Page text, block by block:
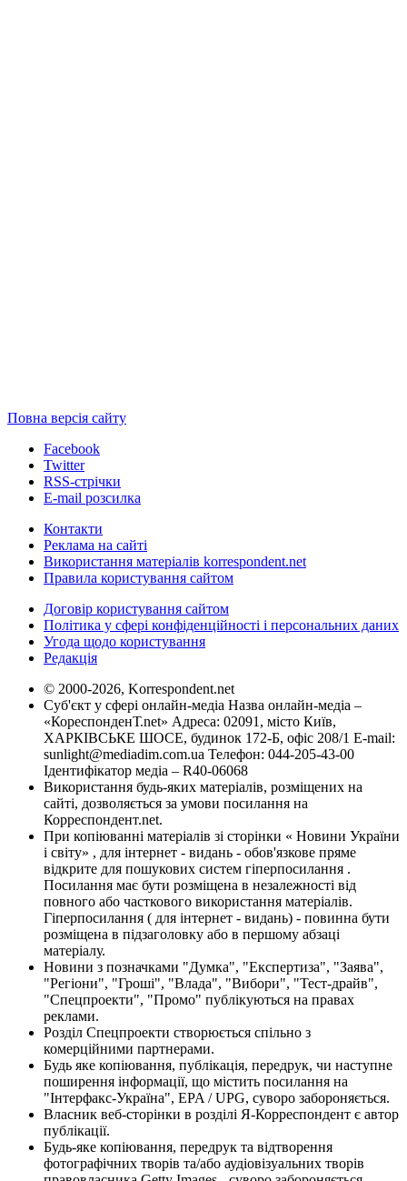
Повна версія сайту
Facebook
Twitter
RSS-стрічки
E-mail розсилка
Контакти
Реклама на сайті
Використання матеріалів korrespondent.net
Правила користування сайтом
Договір користування сайтом
Політика у сфері конфіденційності і персональних даних
Угода щодо користування
Редакція
© 2000-2026, Korrespondent.net
Суб'єкт у сфері онлайн-медіа Назва онлайн-медіа –
«КореспонденТ.net» Адреса: 02091, місто Київ,
ХАРКІВСЬКЕ ШОСЕ, будинок 172-Б, офіс 208/1 E-mail:
sunlight@mediadim.com.ua Телефон: 044-205-43-00
Ідентифікатор медіа – R40-06068
Використання будь-яких матеріалів, розміщених на
сайті, дозволяється за умови посилання на
Корреспондент.net.
При копіюванні матеріалів зі сторінки « Новини України
і світу» , для інтернет - видань - обов'язкове пряме
відкрите для пошукових систем гіперпосилання .
Посилання має бути розміщена в незалежності від
повного або часткового використання матеріалів.
Гіперпосилання ( для інтернет - видань) - повинна бути
розміщена в підзаголовку або в першому абзаці
матеріалу.
Новини з позначками "Думка", "Експертиза", "Заява",
"Регіони", "Гроші", "Влада", "Вибори", "Тест-драйв",
"Спецпроекти", "Промо" публікуються на правах
реклами.
Розділ Спецпроекти створюється спільно з
комерційними партнерами.
Будь яке копіювання, публікація, передрук, чи наступне
поширення інформації, що містить посилання на
"Інтерфакс-Україна", EPA / UPG, суворо забороняється.
Власник веб-сторінки в розділі Я-Корреспондент є автор
публікації.
Будь-яке копіювання, передрук та відтворення
фотографічних творів та/або аудіовізуальних творів